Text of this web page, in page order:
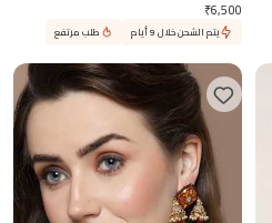
₹6,500
يتم الشحن خلال 9 أيام طلب مرتفع